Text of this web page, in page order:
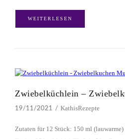
WEITERLESEN
Zwiebelküchlein –
19/11/2021 KathisRezepte
Zutaten für 12 Stück: 150 ml